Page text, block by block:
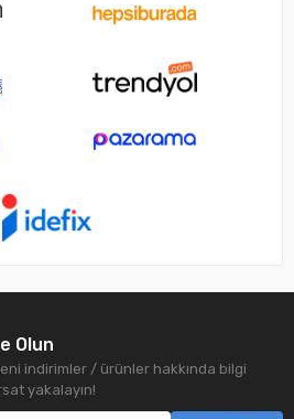
Olun
indirimler / ürünler hakkında bilgi
yakalayın!